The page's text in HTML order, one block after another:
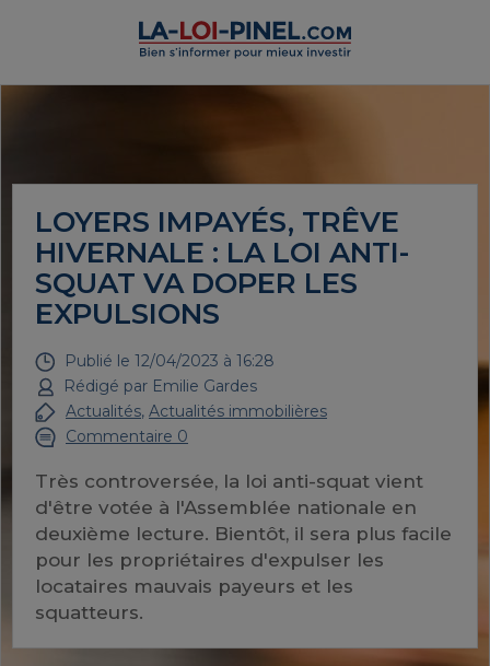
LOYERS IMPAYÉS, TRÊVE
HIVERNALE : LA LOI ANTI-
SQUAT VA DOPER LES
EXPULSIONS
Publié le 12/04/2023 à 16:28
Rédigé par Emilie Gardes
Actualités, Actualités immobilières
Commentaire 0
Très controversée, la loi anti-squat vient
d'être votée à l'Assemblée nationale en
deuxième lecture. Bientôt, il sera plus facile
pour les propriétaires d'expulser les
locataires mauvais payeurs et les
squatteurs.